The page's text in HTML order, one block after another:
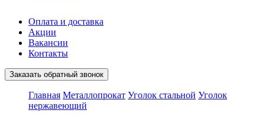
Оплата и доставка
Акции
Вакансии
Контакты
Заказать обратный звонок
Главная Металлопрокат Уголок стальной Уголок
нержавеющий